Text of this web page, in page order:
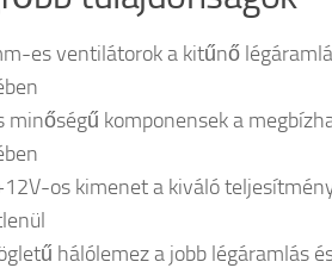
es ventilátorok a kitűnő
minőségű komponensek a
os kimenet a kiváló
hálólemez a jobb légáramlás